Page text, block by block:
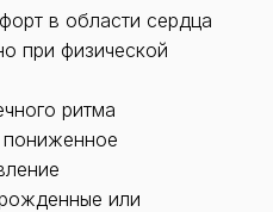
в области сердца
при физической
ритма
или